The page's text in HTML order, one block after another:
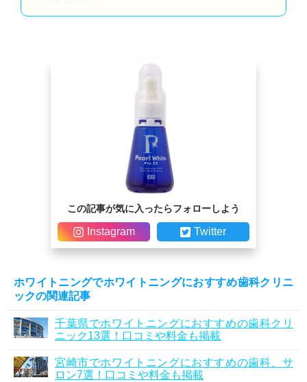
この記事が気に入ったらフォローしよう
Instagram Twitter
ホワイトニングでホワイトニングにおすすめ歯科クリニ
ックの関連記事
千葉県でホワイトニングにおすすめの歯科クリ
ニック13選！口コミや料金も掲載
宮崎市でホワイトニングにおすすめの歯科、サ
ロン7選！口コミや料金も掲載